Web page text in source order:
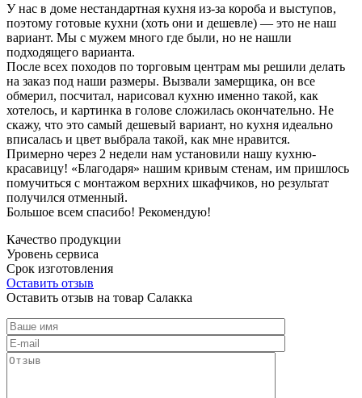
У нас в доме нестандартная кухня из-за короба и выступов,
поэтому готовые кухни (хоть они и дешевле) — это не наш
вариант. Мы с мужем много где были, но не нашли
подходящего варианта.
После всех походов по торговым центрам мы решили делать
на заказ под наши размеры. Вызвали замерщика, он все
обмерил, посчитал, нарисовал кухню именно такой, как
хотелось, и картинка в голове сложилась окончательно. Не
скажу, что это самый дешевый вариант, но кухня идеально
вписалась и цвет выбрала такой, как мне нравится.
Примерно через 2 недели нам установили нашу кухню-
красавицу! «Благодаря» нашим кривым стенам, им пришлось
помучиться с монтажом верхних шкафчиков, но результат
получился отменный.
Большое всем спасибо! Рекомендую!
Качество продукции
Уровень сервиса
Срок изготовления
Оставить отзыв
Оставить отзыв на товар Салакка